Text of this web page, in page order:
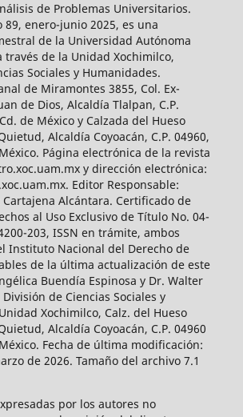
de Problemas Universitarios.
89, enero-junio 2025, es una
de la Universidad Autónoma
de la Unidad Xochimilco,
Sociales y Humanidades.
de Miramontes 3855, Col. Ex-
de Dios, Alcaldía Tlalpan, C.P.
de México y Calzada del Hueso
Alcaldía Coyoacán, C.P. 04960,
Página electrónica de la revista
y dirección electrónica:
Editor Responsable:
Cartajena Alcántara. Certificado de
al Uso Exclusivo de Título No. 04-
203, ISSN en trámite, ambos
Instituto Nacional del Derecho de
de la última actualización de este
Buendía Espinosa y Dr. Walter
de Ciencias Sociales y
Xochimilco, Calz. del Hueso
Alcaldía Coyoacán, C.P. 04960
Fecha de última modificación:
de 2026. Tamaño del archivo 7.1
por los autores no